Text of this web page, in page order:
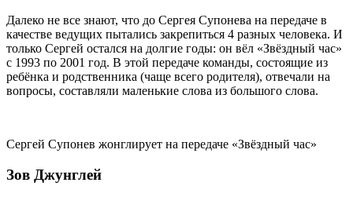
Далеко не все знают, что до Сергея Супонева на передаче в
качестве ведущих пытались закрепиться 4 разных человека. И
только Сергей остался на долгие годы: он вёл «Звёздный час»
с 1993 по 2001 год. В этой передаче команды, состоящие из
ребёнка и родственника (чаще всего родителя), отвечали на
вопросы, составляли маленькие слова из большого слова.
Сергей Супонев жонглирует на передаче «Звёздный час»
Зов Джунглей